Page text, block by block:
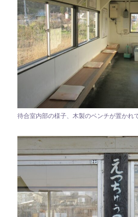
待合室内部の様子、木製のベンチが置かれ